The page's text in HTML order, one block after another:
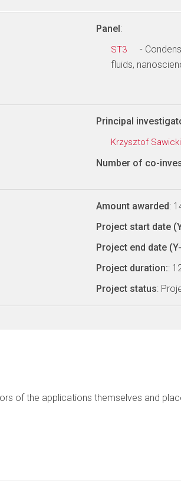
Panel:
ST3
-
fluids,
Principal
Krzysztof Sawicki
Number of co-
Amount awarded:
Project start date
Project end date
Project duration::
Project status:
of the applications themselves and